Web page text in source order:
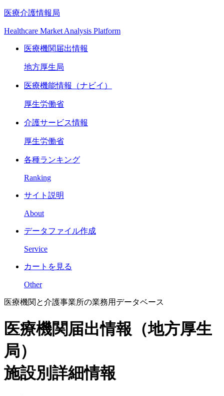
医療介護情報局
Healthcare Market Analysis Platform
医療機関届出情報
地方厚生局
医療機能情報（ナビイ）
厚生労働省
介護サービス情報
厚生労働省
各種ランキング
Ranking
サイト説明
About
データファイル作成
Service
カートを見る
Other
医療機関と介護事業所の業務用データベース
医療機関届出情報（地方厚生
局）
施設別詳細情報